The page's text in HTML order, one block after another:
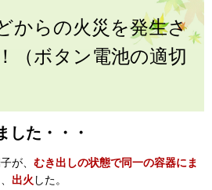
からの火災を発生さ
（ボタン電池の適切
した・・・
が、 むき出しの状態で同一の容器にま
出火 した。